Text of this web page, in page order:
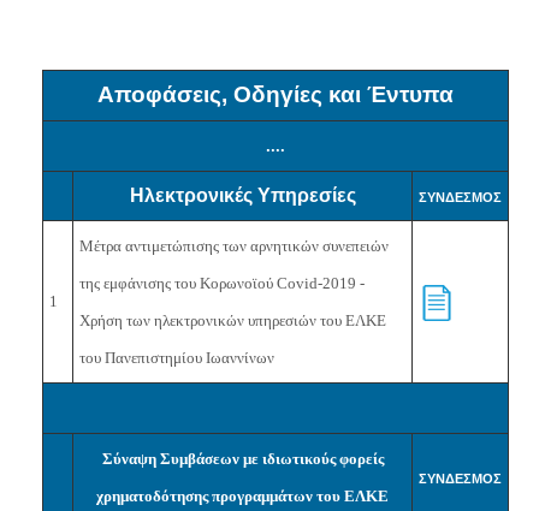
Αποφάσεις, Οδηγίες και Έντυπα
....
Ηλεκτρονικές Υπηρεσίες ΣΥΝΔΕΣΜΟΣ
1
Μέτρα αντιμετώπισης των αρνητικών συνεπειών
της εμφάνισης του Κορωνοϊού Covid-2019 -
Χρήση των ηλεκτρονικών υπηρεσιών του ΕΛΚΕ
του Πανεπιστημίου Ιωαννίνων
Σύναψη Συμβάσεων με ιδιωτικούς φορείς
χρηματοδότησης προγραμμάτων του ΕΛΚΕ
ΣΥΝΔΕΣΜΟΣ